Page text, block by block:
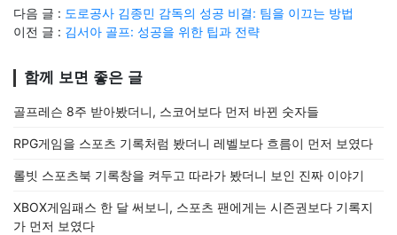
다음 글 : 도로공사 김종민 감독의 성공 비결: 팀을 이끄는 방법
이전 글 : 김서아 골프: 성공을 위한 팁과 전략
함께 보면 좋은 글
골프레슨 8주 받아봤더니, 스코어보다 먼저 바뀐 숫자들
RPG게임을 스포츠 기록처럼 봤더니 레벨보다 흐름이 먼저 보였다
롤빗 스포츠북 기록창을 켜두고 따라가 봤더니 보인 진짜 이야기
XBOX게임패스 한 달 써보니, 스포츠 팬에게는 시즌권보다 기록지
가 먼저 보였다